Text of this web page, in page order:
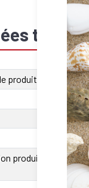
produit
produit